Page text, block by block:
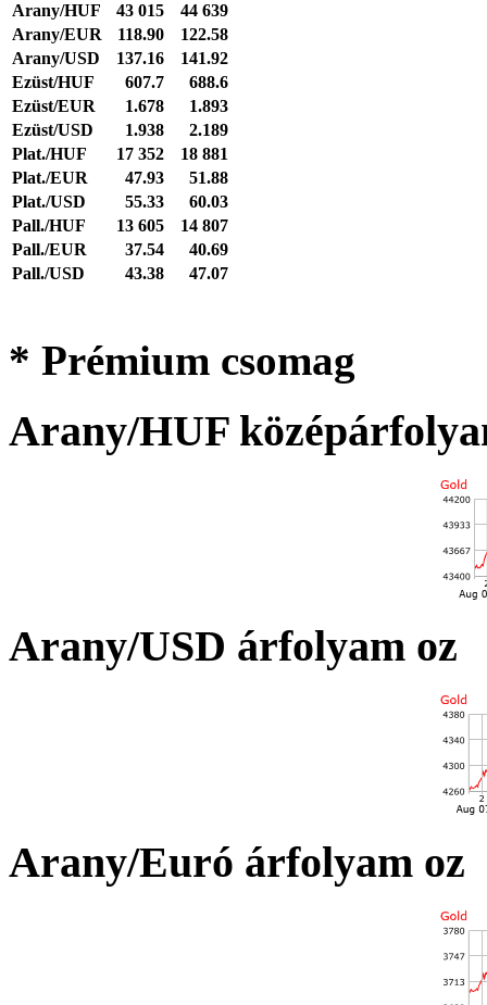
Arany/HUF
43 015
44 639
Arany/EUR
118.90
122.58
Arany/USD
137.16
141.92
Ezüst/HUF
607.7
688.6
Ezüst/EUR
1.678
1.893
Ezüst/USD
1.938
2.189
Plat./HUF
17 352
18 881
Plat./EUR
47.93
51.88
Plat./USD
55.33
60.03
Pall./HUF
13 605
14 807
Pall./EUR
37.54
40.69
Pall./USD
43.38 47.07
* Prémium csomag
Arany/HUF
Arany/USD árfolyam oz
Arany/Euró árfolyam oz